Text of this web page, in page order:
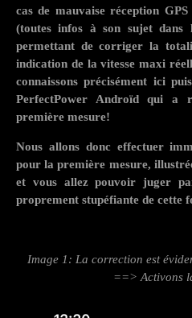
cas de mauvaise réception
(toutes infos à son sujet
permettant de corriger la
indication de la vitesse maxi
connaissons précisément ici
PerfectPower Androïd qui a
première mesure!
Nous allons donc effectuer
pour la première mesure,
et vous allez pouvoir juger
proprement stupéfiante de cette
Image 1: La correction est
==> Activons